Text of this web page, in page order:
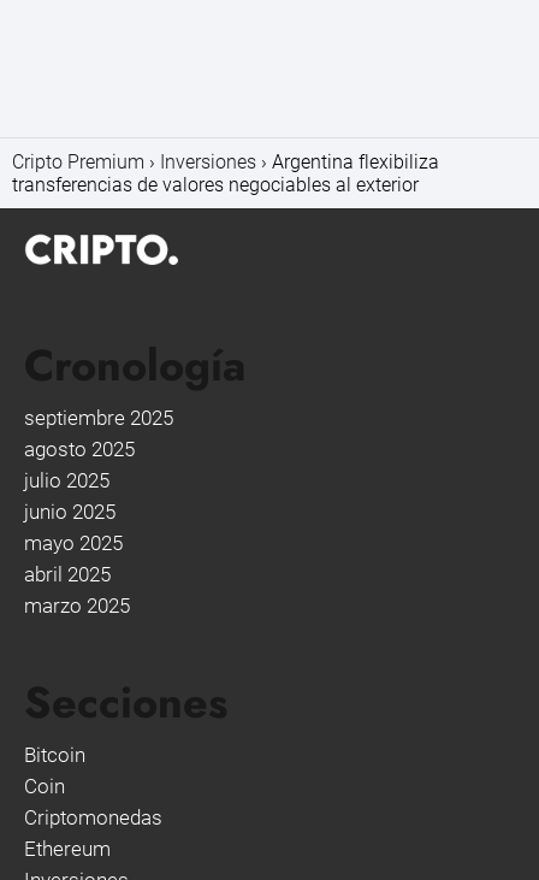
Cripto Premium Inversiones
Argentina flexibiliza
transferencias de valores negociables al exterior
Cronología
septiembre 2025
agosto 2025
julio 2025
junio 2025
mayo 2025
abril 2025
marzo 2025
Secciones
Bitcoin
Coin
Criptomonedas
Ethereum